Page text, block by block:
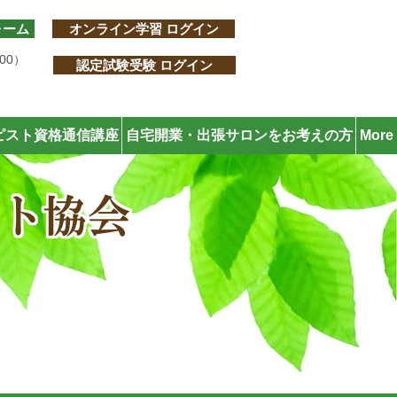
ム
）
オンライン学習 ログイン
認定試験受験 ログイン
スト資格通信講座 自宅開業・出張サロンをお考えの方 More